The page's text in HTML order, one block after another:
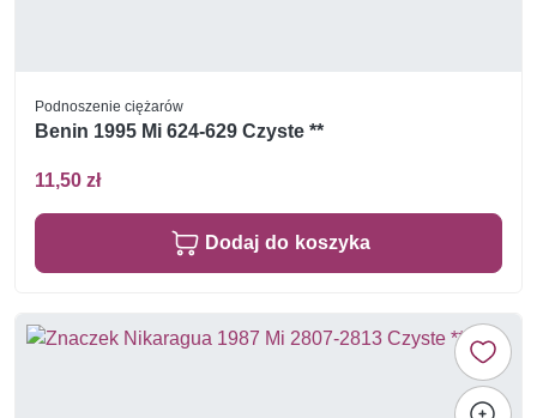
Podnoszenie ciężarów
Benin 1995 Mi 624-629 Czyste **
11,50 zł
Dodaj do koszyka